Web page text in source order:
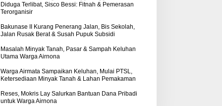
Bokol Sarat Rekayasa
Diduga Terlibat, Sisco Bessi: Fitnah & Pemerasan
Terorganisir
Bakunase II Kurang Penerang Jalan, Bis Sekolah,
Jalan Rusak Berat & Susah Pupuk Subsidi
Masalah Minyak Tanah, Pasar & Sampah Keluhan
Utama Warga Airnona
Warga Airmata Sampaikan Keluhan, Mulai PTSL,
Ketersediaan Minyak Tanah & Lahan Pemakaman
Reses, Mokris Lay Salurkan Bantuan Dana Pribadi
untuk Warga Airnona